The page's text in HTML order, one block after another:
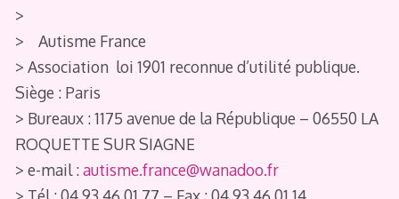
>
> Autisme France
> Association loi 1901 reconnue d’utilité publique.
Siège : Paris
> Bureaux : 1175 avenue de la République – 06550 LA
ROQUETTE SUR SIAGNE
> e-mail :autisme.france@wanadoo.fr